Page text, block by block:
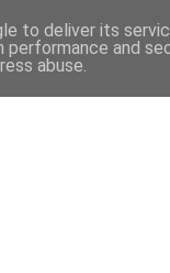
to deliver its
performance and
abuse.